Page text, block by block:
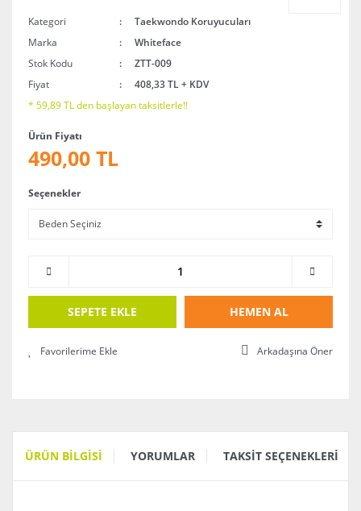
Kategori
Taekwondo Koruyucuları
Marka
Whiteface
Stok Kodu
ZTT-009
Fiyat
408,33 TL + KDV
* 59,89 TL den başlayan taksitlerle!!
Ürün Fiyatı
490,00 TL
Seçenekler
SEPETE EKLE HEMEN AL
Arkadaşına Öner
ÜRÜN BILGISI YORUMLAR TAKSIT SEÇENEKLERI